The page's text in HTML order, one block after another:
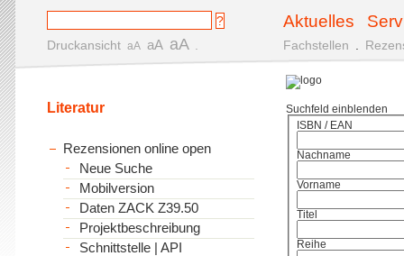
Aktuelles
Druckansicht aA aA aA Fachstellen
Suchfeld einblenden
ISBN / EAN
Nachname
Vorname
Titel
Reihe
Literatur
Rezensionen online open
Neue Suche
Mobilversion
Daten ZACK Z39.50
Projektbeschreibung
Schnittstelle | API